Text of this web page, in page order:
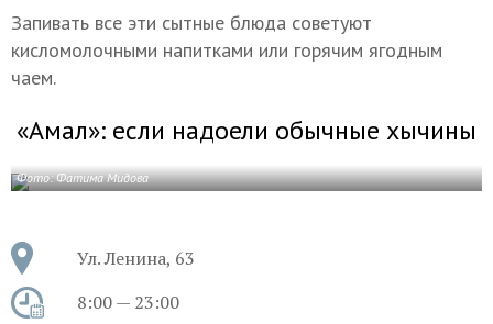
Запивать все эти сытные блюда советуют
кисломолочными напитками или горячим ягодным
чаем.
«Амал»: если надоели обычные хычины
Фото: Фатима Мидова
Ул. Ленина, 63
8:00 — 23:00